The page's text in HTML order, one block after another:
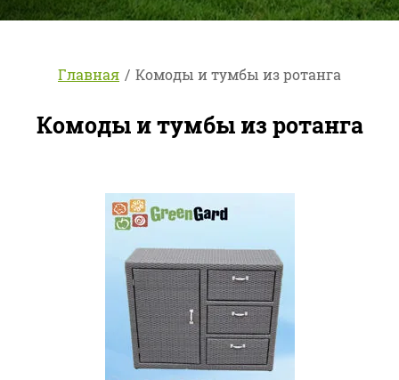
Главная / Комоды и тумбы из ротанга
Комоды и тумбы из ротанга